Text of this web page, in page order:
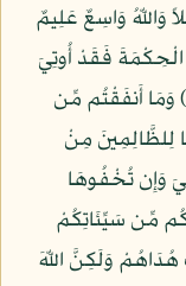
وَاللّهُ وَاسِعٌ عَلِيمٌ
الْحِكْمَةَ فَقَدْ أُوتِيَ
خَيْرًا كَثِيرًا وَمَا يَذَّكَّرُ إِلاَّ أُوْلُواْ الأَلْبَابِ (269) وَمَا أَنفَقْتُم مِّن
لِلظَّالِمِينَ مِنْ
هِيَ وَإِن تُخْفُوهَا
مِّن سَيِّئَاتِكُمْ
لَّيْسَ عَلَيْكَ هُدَاهُمْ وَلَكِنَّ اللّهَ